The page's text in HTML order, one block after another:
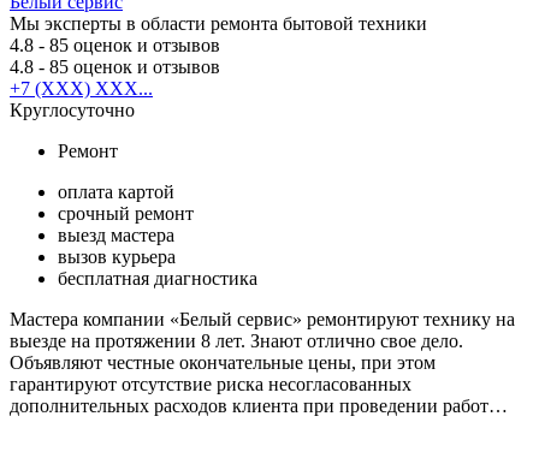
Мы эксперты в области ремонта бытовой техники
4.8 - 85 оценок и отзывов
4.8 - 85 оценок и отзывов
+7 (XXX) XXX...
Круглосуточно
Ремонт
оплата картой
срочный ремонт
выезд мастера
вызов курьера
бесплатная диагностика
Мастера компании «Белый сервис» ремонтируют технику на
выезде на протяжении 8 лет. Знают отлично свое дело.
Объявляют честные окончательные цены, при этом
гарантируют отсутствие риска несогласованных
дополнительных расходов клиента при проведении работ…